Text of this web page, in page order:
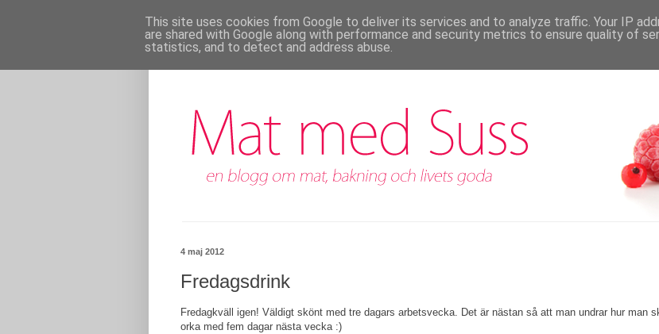
4 maj 2012
Fredagsdrink
Fredagkväll igen! Väldigt skönt med tre dagars arbetsvecka. Det är nästan så att man undrar hur man
orka med fem dagar nästa vecka :)
This site uses cookies from Google to deliver its services and to analyze traffic. Your IP
are shared with Google along with performance and security metrics to ensure quality of
statistics, and to detect and address abuse.